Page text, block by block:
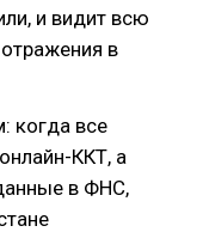
и видит всю
в
когда все
ККТ, а
в ФНС,